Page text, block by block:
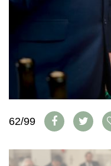
WEINSUCHE
JOBS
WERBUNG
PRESSE
IMPRESSUM
AGB & DATENSCHUTZ
62/99